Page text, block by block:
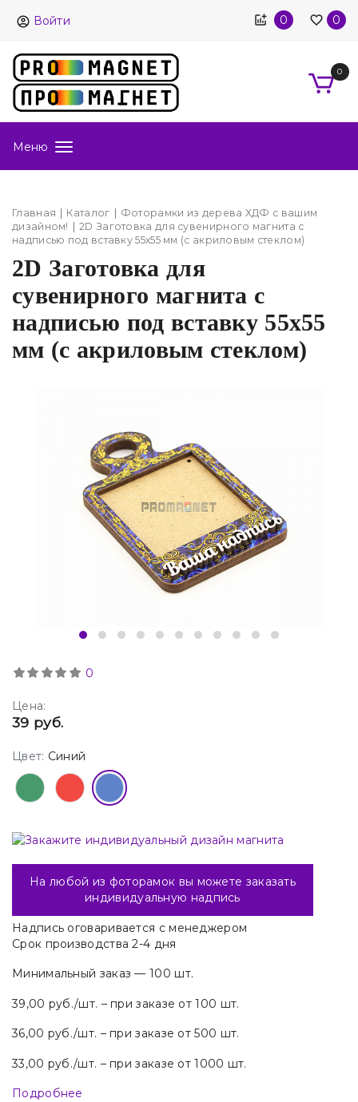
Войти 0 0
0
Меню
Главная Каталог
Фоторамки из дерева ХДФ с вашим
дизайном!
2D Заготовка для сувенирного магнита с
надписью под вставку 55х55 мм (с акриловым стеклом)
2D Заготовка для
сувенирного магнита с
надписью под вставку 55х55
мм (с акриловым стеклом)
0
Цена:
39 руб.
Цвет: Синий
На любой из фоторамок вы можете заказать
индивидуальную надпись
Надпись оговаривается с менеджером
Срок производства 2-4 дня
Минимальный заказ — 100 шт.
39,00 руб./шт. – при заказе от 100 шт.
36,00 руб./шт. – при заказе от 500 шт.
33,00 руб./шт. – при заказе от 1000 шт.
Подробнее